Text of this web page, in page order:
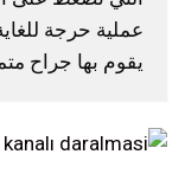
عملية حرجة
يقوم بها جراح